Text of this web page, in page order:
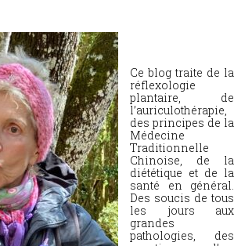
Ce blog traite de la
réflexologie
plantaire, de
l’auriculothérapie,
des principes de la
Médecine
Traditionnelle
Chinoise, de la
diététique et de la
santé en général.
Des soucis de tous
les jours aux
grandes
pathologies, des